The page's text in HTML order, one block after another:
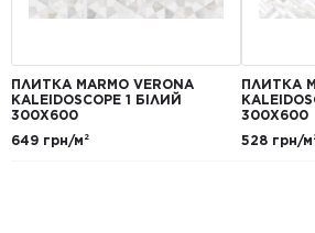
ПЛИТКА MARMO VERONA
KALEIDOSCOPE 1 БІЛИЙ
300X600
649 грн/м²
ПЛИТКА
300X600
528 грн/